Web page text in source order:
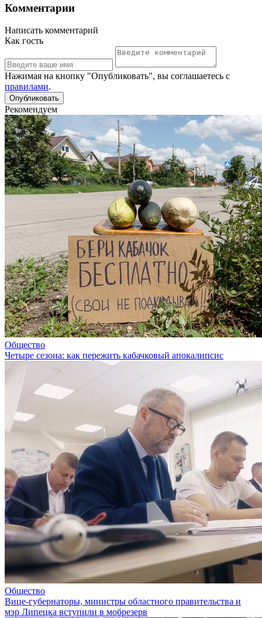
Комментарии
Написать комментарий
Как гость
Нажимая на кнопку "Опубликовать", вы соглашаетесь с
правилами.
Рекомендуем
Общество
Четыре сезона: как пережить кабачковый апокалипсис
Общество
Вице-губернаторы, министры областного правительства и
мэр Липецка вступили в мобрезерв